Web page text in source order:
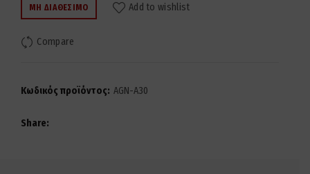
ΜΗ ΔΙΑΘΈΣΙΜΟ Add to wishlist
Compare
Κωδικός προϊόντος: AGN-A30
Share